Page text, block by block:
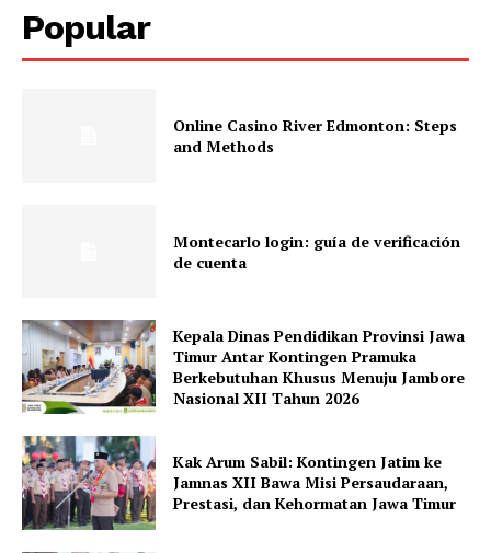
Popular
Online Casino River Edmonton: Steps
and Methods
Montecarlo login: guía de verificación
de cuenta
Kepala Dinas Pendidikan Provinsi Jawa
Timur Antar Kontingen Pramuka
Berkebutuhan Khusus Menuju Jambore
Nasional XII Tahun 2026
Kak Arum Sabil: Kontingen Jatim ke
Jamnas XII Bawa Misi Persaudaraan,
Prestasi, dan Kehormatan Jawa Timur